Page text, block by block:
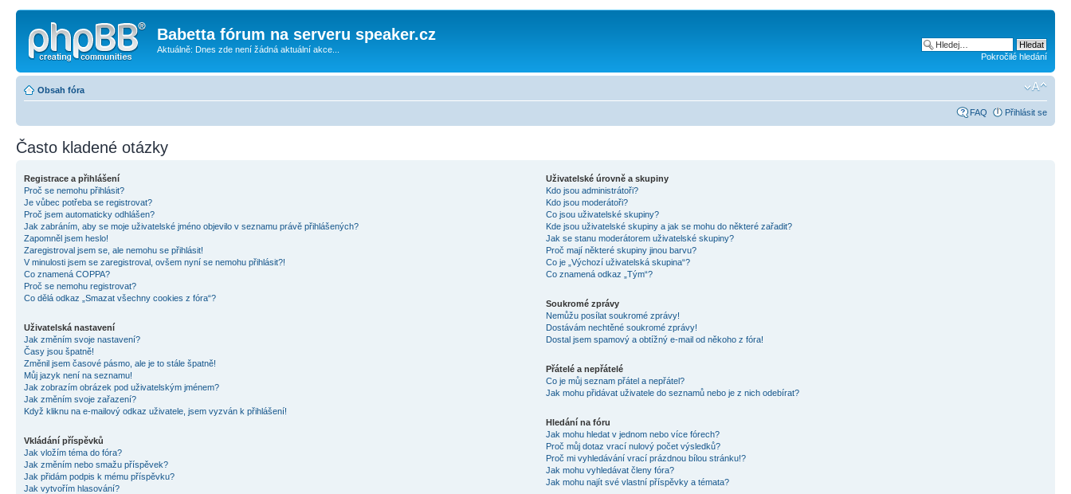
Babetta fórum na serveru speaker.cz
Aktuálně: Dnes zde není žádná aktuální akce...
Pokročilé hledání
Obsah fóra
FAQ Přihlásit se
Často kladené otázky
Registrace a přihlášení
Proč se nemohu přihlásit?
Je vůbec potřeba se registrovat?
Proč jsem automaticky odhlášen?
Jak zabráním, aby se moje uživatelské jméno objevilo v seznamu právě přihlášených?
Zapomněl jsem heslo!
Zaregistroval jsem se, ale nemohu se přihlásit!
V minulosti jsem se zaregistroval, ovšem nyní se nemohu přihlásit?!
Co znamená COPPA?
Proč se nemohu registrovat?
Co dělá odkaz „Smazat všechny cookies z fóra“?
Uživatelská nastavení
Jak změním svoje nastavení?
Časy jsou špatně!
Změnil jsem časové pásmo, ale je to stále špatně!
Můj jazyk není na seznamu!
Jak zobrazím obrázek pod uživatelským jménem?
Jak změním svoje zařazení?
Když kliknu na e-mailový odkaz uživatele, jsem vyzván k přihlášení!
Vkládání příspěvků
Jak vložím téma do fóra?
Jak změním nebo smažu příspěvek?
Jak přidám podpis k mému příspěvku?
Jak vytvořím hlasování?
Uživatelské úrovně a skupiny
Kdo jsou administrátoři?
Kdo jsou moderátoři?
Co jsou uživatelské skupiny?
Kde jsou uživatelské skupiny a jak se mohu do některé zařadit?
Jak se stanu moderátorem uživatelské skupiny?
Proč mají některé skupiny jinou barvu?
Co je „Výchozí uživatelská skupina“?
Co znamená odkaz „Tým“?
Soukromé zprávy
Nemůžu posílat soukromé zprávy!
Dostávám nechtěné soukromé zprávy!
Dostal jsem spamový a obtížný e-mail od někoho z fóra!
Přátelé a nepřátelé
Co je můj seznam přátel a nepřátel?
Jak mohu přidávat uživatele do seznamů nebo je z nich odebírat?
Hledání na fóru
Jak mohu hledat v jednom nebo více fórech?
Proč můj dotaz vrací nulový počet výsledků?
Proč mi vyhledávání vrací prázdnou bílou stránku!?
Jak mohu vyhledávat členy fóra?
Jak mohu najít své vlastní příspěvky a témata?